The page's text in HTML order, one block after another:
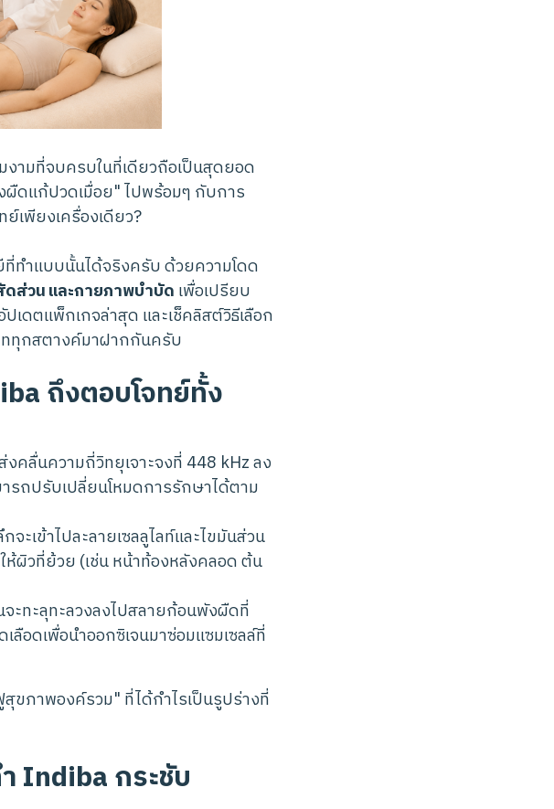
งามที่จบครบในที่เดียวถือเป็นสุดยอด
ดแก้ปวดเมื่อย" ไปพร้อมๆ กับการ
เพียงเครื่องเดียว?
ที่ทำแบบนั้นได้จริงครับ ด้วยความโดด
ส่วน และกายภาพบำบัดเพื่อเปรียบ
เดตแพ็กเกจล่าสุด และเช็คลิสต์วิธีเลือก
ททุกสตางค์มาฝากกันครับ
ถึงตอบโจทย์ทั้ง
คลื่นความถี่วิทยุเจาะจงที่ 448 kHz ลง
ถปรับเปลี่ยนโหมดการรักษาได้ตาม
จะเข้าไปละลายเซลลูไลท์และไขมันส่วน
ห้ผิวที่ย้วย (เช่น หน้าท้องหลังคลอด ต้น
ะทะลุทะลวงลงไปสลายก้อนพังผืดที่
อดเพื่อนำออกซิเจนมาซ่อมแซมเซลล์ที่
ขภาพองค์รวม" ที่ได้กำไรเป็นรูปร่างที่
Indiba กระชับ